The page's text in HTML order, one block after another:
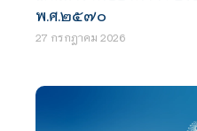
พ.ศ.๒๕๗๐
27 กรกฎาคม 2026